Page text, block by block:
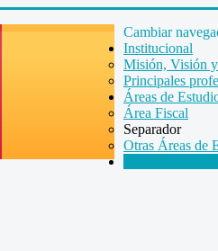
Cambiar
Institucional
Misión, Visión
Principales
Áreas de
Área Fiscal
Separador
Otras Áreas de